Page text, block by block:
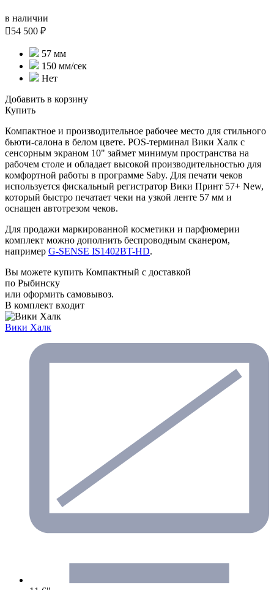
в наличии
54 500 ₽
57 мм
150 мм/сек
Нет
Добавить в корзину
Купить
Компактное и производительное рабочее место для стильного
бьюти-салона в белом цвете. POS-терминал Вики Халк с
сенсорным экраном 10" займет минимум пространства на
рабочем столе и обладает высокой производительностью для
комфортной работы в программе Saby. Для печати чеков
используется фискальный регистратор Вики Принт 57+ New,
который быстро печатает чеки на узкой ленте 57 мм и
оснащен автотрезом чеков.
Для продажи маркированной косметики и парфюмерии
комплект можно дополнить беспроводным сканером,
например G-SENSE IS1402BT-HD.
Вы можете купить Компактный с доставкой
по Рыбинску
или оформить самовывоз.
В комплект входит
Вики Халк